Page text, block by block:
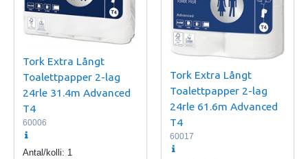
Tork Extra Långt
Toalettpapper 2-lag
24rle 31.4m Advanced
T4
60006
Antal/kolli: 1
Tork Extra Långt
Toalettpapper 2-lag
24rle 61.6m Advanced
T4
60017